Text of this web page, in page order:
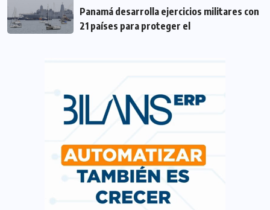
Panamá desarrolla ejercicios militares con
21 países para proteger el